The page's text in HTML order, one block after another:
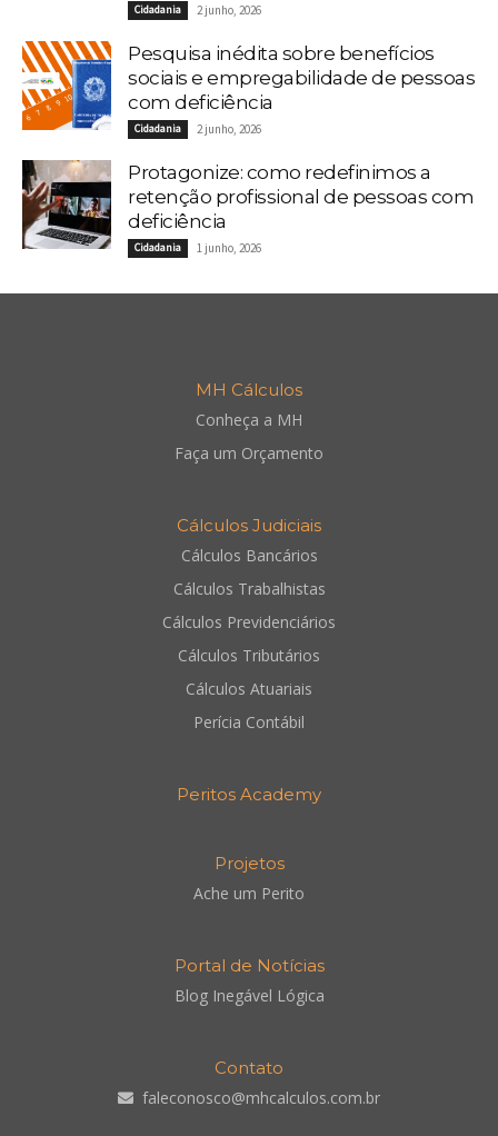
Cidadania 2 junho, 2026
Pesquisa inédita sobre benefícios
sociais e empregabilidade de pessoas
com deficiência
Cidadania 2 junho, 2026
Protagonize: como redefinimos a
retenção profissional de pessoas com
deficiência
Cidadania 1 junho, 2026
MH Cálculos
Conheça a MH
Faça um Orçamento
Cálculos Judiciais
Cálculos Bancários
Cálculos Trabalhistas
Cálculos Previdenciários
Cálculos Tributários
Cálculos Atuariais
Perícia Contábil
Peritos Academy
Projetos
Ache um Perito
Portal de Notícias
Blog Inegável Lógica
Contato
faleconosco@mhcalculos.com.br